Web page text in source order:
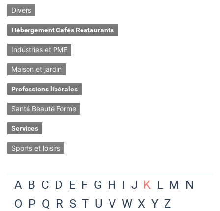
Divers
Hébergement Cafés Restaurants
Industries et PME
Maison et jardin
Professions libérales
Santé Beauté Forme
Services
Sports et loisirs
A B C D E F G H I J K L M N
O P Q R S T U V W X Y Z